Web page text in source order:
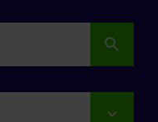
search